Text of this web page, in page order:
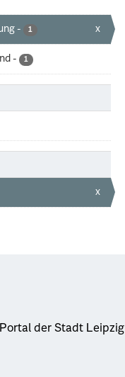
- 1 x
- 1
x
der Stadt Leipzig